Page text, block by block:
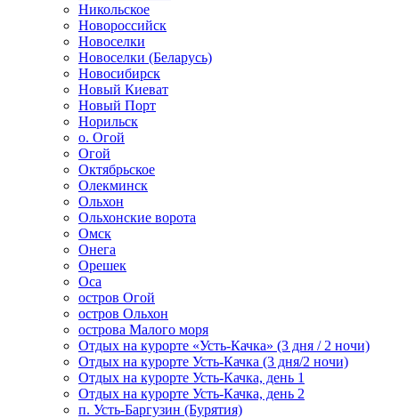
Никольское
Новороссийск
Новоселки
Новоселки (Беларусь)
Новосибирск
Новый Киеват
Новый Порт
Норильск
о. Огой
Огой
Октябрьское
Олекминск
Ольхон
Ольхонские ворота
Омск
Онега
Орешек
Оса
остров Огой
остров Ольхон
острова Малого моря
Отдых на курорте «Усть-Качка» (3 дня / 2 ночи)
Отдых на курорте Усть-Качка (3 дня/2 ночи)
Отдых на курорте Усть-Качка, день 1
Отдых на курорте Усть-Качка, день 2
п. Усть-Баргузин (Бурятия)